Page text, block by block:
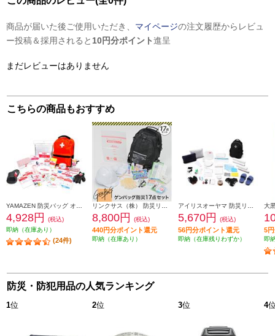
商品が届いた後ご使用いただき、 マイページの注文履歴からレビュ
ー投稿＆採用されると 10円分ポイント進呈
まだレビューはありません
こちらの商品もおすすめ
4,928円
(税込)
即納（在庫あり）
(24件)
8,800円 (税込)
440円分ポイント還元
即納（在庫あり）
5,670円 (税込)
56円分ポイント還元
即納（在庫残りわずか）
5
即
防災・防犯用品の人気ランキング
1位 2位 3位 4